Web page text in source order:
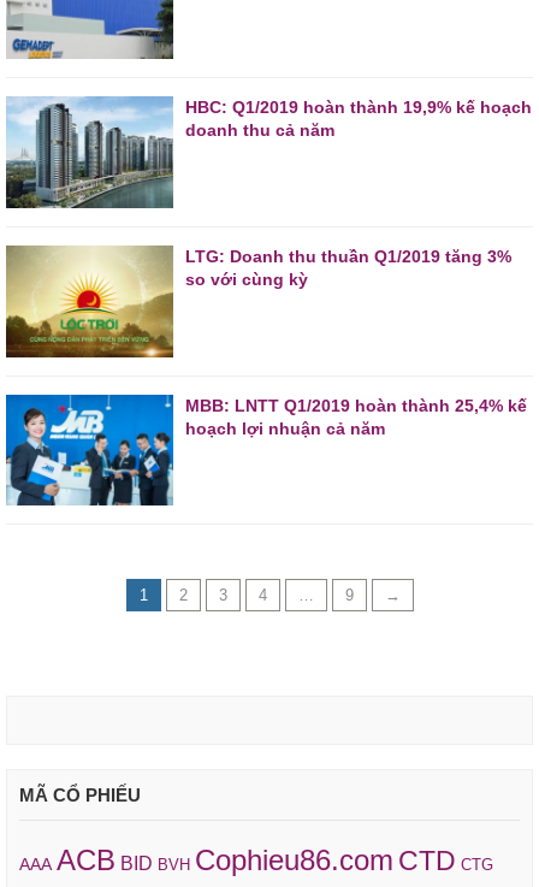
HBC: Q1/2019 hoàn thành 19,9% kế hoạch
doanh thu cả năm
LTG: Doanh thu thuần Q1/2019 tăng 3%
so với cùng kỳ
MBB: LNTT Q1/2019 hoàn thành 25,4% kế
hoạch lợi nhuận cả năm
1 2 3 4 … 9 →
MÃ CỔ PHIẾU
AAA ACB BID BVH Cophieu86.com CTD CTG